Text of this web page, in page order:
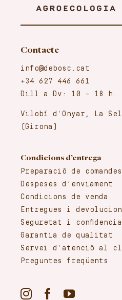
Contacte
info@debosc.cat
+34 627 446 661
Dill a Dv: 10 – 18 h.
Vilobí d’Onyar, La
(Girona)
Condicions d’entrega
Preparació de comandes
Despeses d’enviament
Condicions de venda
Entregues i
Seguretat i
Garantia de qualitat
Servei d’atenció al
Preguntes freqüents